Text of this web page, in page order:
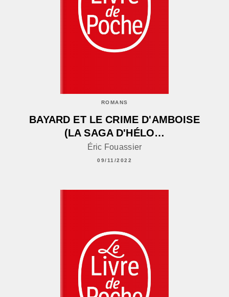
ROMANS
BAYARD ET LE CRIME D'AMBOISE
(LA SAGA D'HÉLO…
Éric Fouassier
09/11/2022